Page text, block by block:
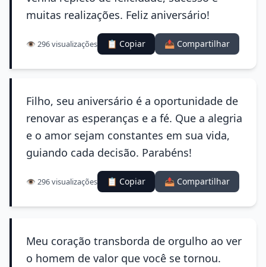
muitas realizações. Feliz aniversário!
👁️ 296 visualizações 📋 Copiar 📤 Compartilhar
Filho, seu aniversário é a oportunidade de
renovar as esperanças e a fé. Que a alegria
e o amor sejam constantes em sua vida,
guiando cada decisão. Parabéns!
👁️ 296 visualizações 📋 Copiar 📤 Compartilhar
Meu coração transborda de orgulho ao ver
o homem de valor que você se tornou.